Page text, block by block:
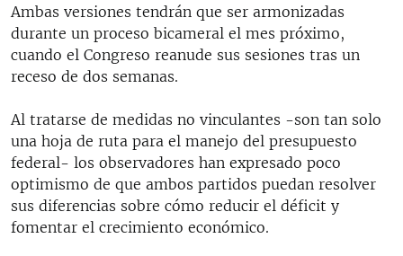
Ambas versiones tendrán que ser armonizadas
durante un proceso bicameral el mes próximo,
cuando el Congreso reanude sus sesiones tras un
receso de dos semanas.
Al tratarse de medidas no vinculantes -son tan solo
una hoja de ruta para el manejo del presupuesto
federal- los observadores han expresado poco
optimismo de que ambos partidos puedan resolver
sus diferencias sobre cómo reducir el déficit y
fomentar el crecimiento económico.